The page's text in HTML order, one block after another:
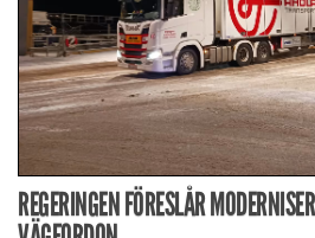
REGERINGEN FÖRESLÅR